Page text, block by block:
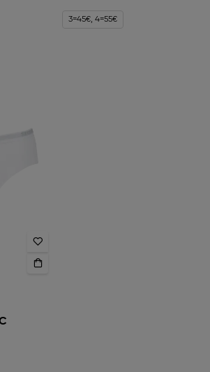
3=45€, 4=55€